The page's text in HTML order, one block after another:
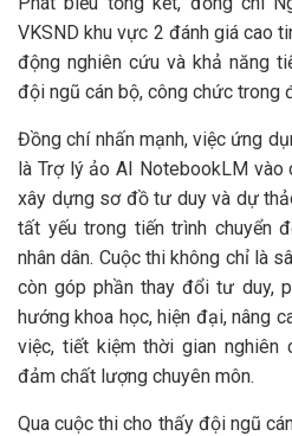
VKSND khu vực 2 đánh giá cao
động nghiên cứu và khả năng
đội ngũ cán bộ, công chức trong
Đồng chí nhấn mạnh, việc ứng
là Trợ lý ảo AI NotebookLM vào
xây dựng sơ đồ tư duy và dự
tất yếu trong tiến trình chuyển
nhân dân. Cuộc thi không chỉ là
còn góp phần thay đổi tư duy,
hướng khoa học, hiện đại, nâng
việc, tiết kiệm thời gian nghiên
đảm chất lượng chuyên môn.
Qua cuộc thi cho thấy đội ngũ